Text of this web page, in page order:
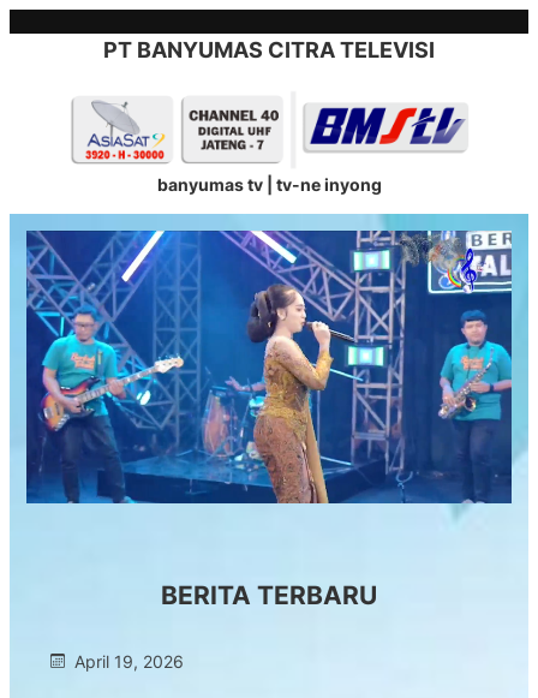
PT BANYUMAS CITRA TELEVISI
banyumas tv | tv-ne inyong
UnmuteStream
BERITA TERBARU
April 19, 2026